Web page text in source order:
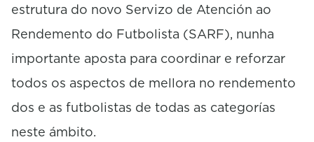
estrutura do novo Servizo de Atención ao
Rendemento do Futbolista (SARF), nunha
importante aposta para coordinar e reforzar
todos os aspectos de mellora no rendemento
dos e as futbolistas de todas as categorías
neste ámbito.